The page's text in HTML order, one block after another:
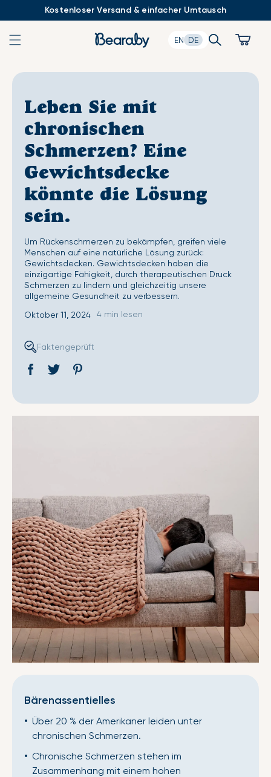
Kostenloser Versand & einfacher Umtausch
EN DE Search Cart
Leben Sie mit
chronischen
Schmerzen? Eine
Gewichtsdecke
könnte die Lösung
sein.
Um Rückenschmerzen zu bekämpfen, greifen viele
Menschen auf eine natürliche Lösung zurück:
Gewichtsdecken. Gewichtsdecken haben die
einzigartige Fähigkeit, durch therapeutischen Druck
Schmerzen zu lindern und gleichzeitig unsere
allgemeine Gesundheit zu verbessern.
Oktober 11, 2024
4 min lesen
Auf
Öffnet
Fenster.
Tweet
Öffnet
Fenster.Fenster.
Faktengeprüft
Bärenassentielles
Über 20 % der Amerikaner leiden unter
chronischen Schmerzen.
Chronische Schmerzen stehen im
Zusammenhang mit einem hohen